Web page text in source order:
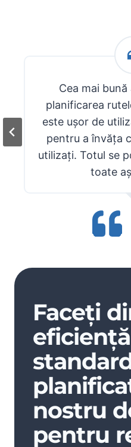
Cea mai
planificarea
este ușor de
pentru a învăța
utilizați. Totul se
toate
Faceți
nostru
pentru